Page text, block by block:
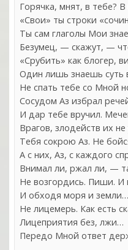
Горячка, мнят, в тебе?
«Свои» ты строки
Ты сам глаголы Мои
Безумец, — скажут, —
«Срубить» как блогер,
Один лишь знаешь суть
Не спать тебе со Мной
Сосудом Аз избрал
И дар тебе вручил.
Врагов, злодейств их не
Тебя сокрою Аз. Не
А с них, Аз, с каждого
Внимал ли, ржал ли, —
Не возгордись. Пиши. И
И обходя моря и земли…
Не лицемерь. Как есть
Лицеприятия без, лжи…
Передо Мной ответ